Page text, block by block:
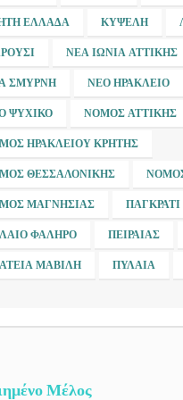
ΕΛΛΆΔΑ ΚΥΨΈΛΗ
ΝΈΑ ΙΩΝΊΑ ΑΤΤΙΚΉΣ
ΣΜΎΡΝΗ ΝΈΟ ΗΡΆΚΛΕΙΟ
ΨΥΧΙΚΌ ΝΟΜΌΣ ΑΤΤΙΚΉΣ
ΗΡΑΚΛΕΊΟΥ ΚΡΉΤΗΣ
ΘΕΣΣΑΛΟΝΊΚΗΣ
ΜΑΓΝΗΣΊΑΣ ΠΑΓΚΡΆΤΙ
ΦΆΛΗΡΟ ΠΕΙΡΑΙΆΣ
ΜΑΒΊΛΗ ΠΥΛΑΊΑ
Μέλος